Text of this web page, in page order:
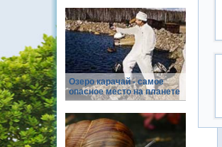
Озеро карачай - самое
опасное место на планете